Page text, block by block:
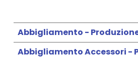
Abbigliamento -
Abbigliamento Accessori -